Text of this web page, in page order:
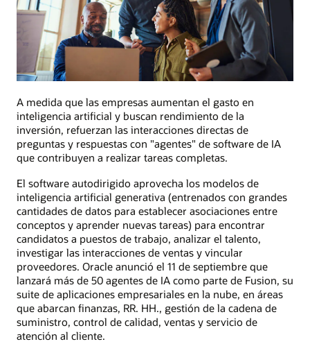
A medida que las empresas aumentan el gasto en
inteligencia artificial y buscan rendimiento de la
inversión, refuerzan las interacciones directas de
preguntas y respuestas con "agentes" de software de IA
que contribuyen a realizar tareas completas.
El software autodirigido aprovecha los modelos de
inteligencia artificial generativa (entrenados con grandes
cantidades de datos para establecer asociaciones entre
conceptos y aprender nuevas tareas) para encontrar
candidatos a puestos de trabajo, analizar el talento,
investigar las interacciones de ventas y vincular
proveedores. Oracle anunció el 11 de septiembre que
lanzará más de 50 agentes de IA como parte de Fusion, su
suite de aplicaciones empresariales en la nube, en áreas
que abarcan finanzas, RR. HH., gestión de la cadena de
suministro, control de calidad, ventas y servicio de
atención al cliente.